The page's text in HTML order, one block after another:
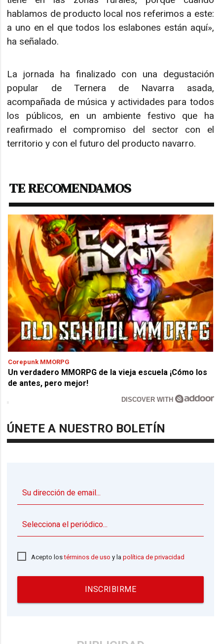
hablamos de producto local nos referimos a este:
a uno en el que todos los eslabones están aquí»,
ha señalado.
La jornada ha finalizado con una degustación
popular de Ternera de Navarra asada,
acompañada de música y actividades para todos
los públicos, en un ambiente festivo que ha
reafirmado el compromiso del sector con el
territorio y con el futuro del producto navarro.
TE RECOMENDAMOS
Corepunk MMORPG
Un verdadero MMORPG de la vieja escuela ¡Cómo los
de antes, pero mejor!
DISCOVER WITH
ÚNETE A NUESTRO BOLETÍN
Acepto lostérminos de uso y lapolítica de privacidad
INSCRIBIRME